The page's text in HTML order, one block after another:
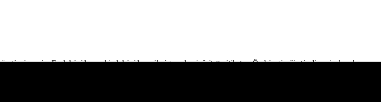
során. Ezek közül a cookie-k közül a szükségesnek minősített sütiket az Ön böngészője tárolja, mivel ezek
arra is, hogy ezeket a cookiekat kikapcsolja. A cookie-k egy részének letiltása azonban hatással lehet a böngészési